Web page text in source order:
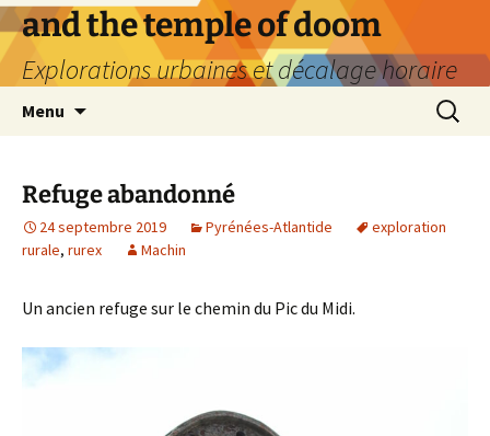
Aller
au
contenu
and the temple of doom
Explorations urbaines et décalage horaire
Menu
Refuge abandonné
24 septembre 2019 Pyrénées-Atlantide
exploration
rurale, rurex Machin
Un ancien refuge sur le chemin du Pic du Midi.